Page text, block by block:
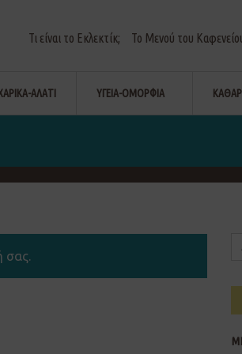
Τι είναι το Εκλεκτίκ; Το Μενού του
ΑΛΑΤΙ ΥΓΕΙΑ-ΟΜΟΡΦΙΑ
σας.